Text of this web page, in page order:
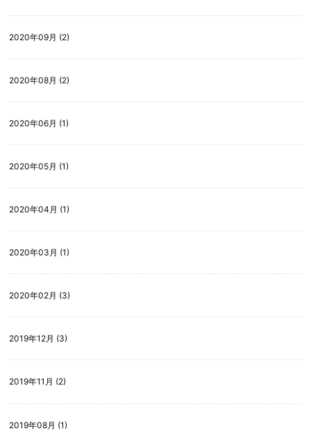
2020年09月 (2)
2020年08月 (2)
2020年06月 (1)
2020年05月 (1)
2020年04月 (1)
2020年03月 (1)
2020年02月 (3)
2019年12月 (3)
2019年11月 (2)
2019年08月 (1)